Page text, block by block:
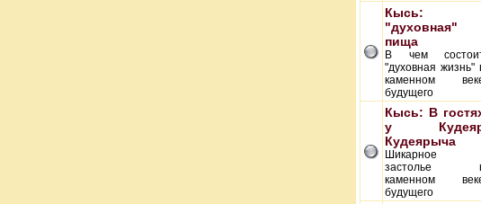
Кысь:
"духовная"
пища
В чем
"духовная жизнь"
каменном
будущего
Кысь: В
у
Кудеярыча
Шикарное
застолье
каменном
будущего